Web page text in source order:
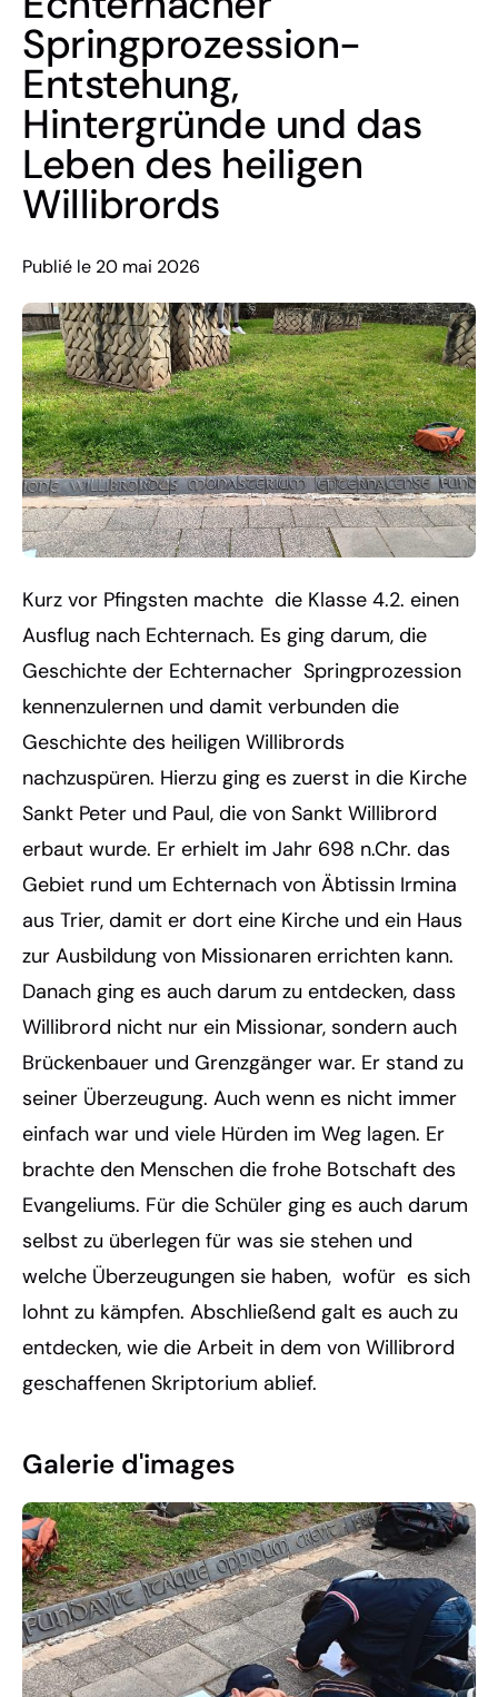
Springprozession-
Entstehung,
Hintergründe und das
Leben des heiligen
Willibrords
Publié le 20 mai 2026
Kurz vor Pfingsten machte die Klasse 4.2. einen
Ausflug nach Echternach. Es ging darum, die
Geschichte der Echternacher Springprozession
kennenzulernen und damit verbunden die
Geschichte des heiligen Willibrords
nachzuspüren. Hierzu ging es zuerst in die Kirche
Sankt Peter und Paul, die von Sankt Willibrord
erbaut wurde. Er erhielt im Jahr 698 n.Chr. das
Gebiet rund um Echternach von Äbtissin Irmina
aus Trier, damit er dort eine Kirche und ein Haus
zur Ausbildung von Missionaren errichten kann.
Danach ging es auch darum zu entdecken, dass
Willibrord nicht nur ein Missionar, sondern auch
Brückenbauer und Grenzgänger war. Er stand zu
seiner Überzeugung. Auch wenn es nicht immer
einfach war und viele Hürden im Weg lagen. Er
brachte den Menschen die frohe Botschaft des
Evangeliums. Für die Schüler ging es auch darum
selbst zu überlegen für was sie stehen und
welche Überzeugungen sie haben, wofür es sich
lohnt zu kämpfen. Abschließend galt es auch zu
entdecken, wie die Arbeit in dem von Willibrord
geschaffenen Skriptorium ablief.
Galerie d'images